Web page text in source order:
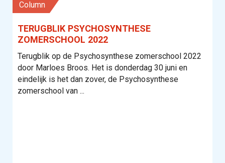
column
TERUGBLIK PSYCHOSYNTHESE
ZOMERSCHOOL 2022
Terugblik op de Psychosynthese zomerschool 2022
door Marloes Broos. Het is donderdag 30 juni en
eindelijk is het dan zover, de Psychosynthese
zomerschool van ...